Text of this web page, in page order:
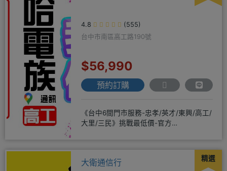
4.8
(555)
台中市南區高工路190號
$56,990
預約訂購
《台中6間門市服務-忠孝/英才/東興/高工/
大里/三民》挑戰最低價-官方
精選
大衛通信行